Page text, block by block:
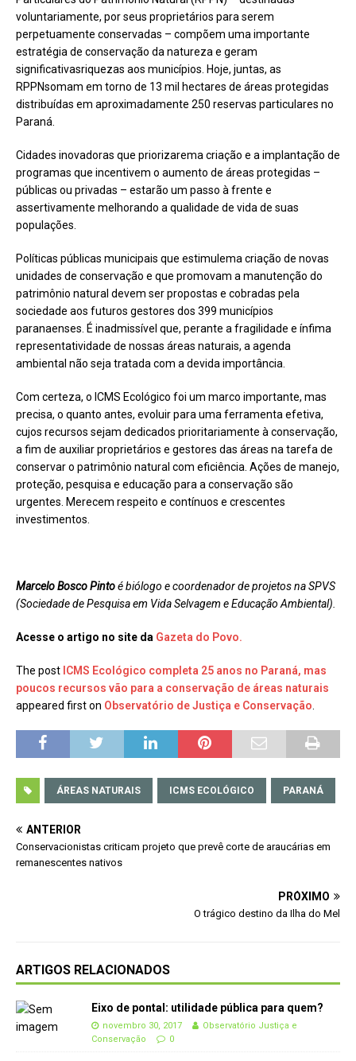
voluntariamente, por seus proprietários para serem
perpetuamente conservadas – compõem uma importante
estratégia de conservação da natureza e geram
significativasriquezas aos municípios. Hoje, juntas, as
RPPNsomam em torno de 13 mil hectares de áreas protegidas
distribuídas em aproximadamente 250 reservas particulares no
Paraná.
Cidades inovadoras que priorizarema criação e a implantação de
programas que incentivem o aumento de áreas protegidas –
públicas ou privadas – estarão um passo à frente e
assertivamente melhorando a qualidade de vida de suas
populações.
Políticas públicas municipais que estimulema criação de novas
unidades de conservação e que promovam a manutenção do
patrimônio natural devem ser propostas e cobradas pela
sociedade aos futuros gestores dos 399 municípios
paranaenses. É inadmissível que, perante a fragilidade e ínfima
representatividade de nossas áreas naturais, a agenda
ambiental não seja tratada com a devida importância.
Com certeza, o ICMS Ecológico foi um marco importante, mas
precisa, o quanto antes, evoluir para uma ferramenta efetiva,
cujos recursos sejam dedicados prioritariamente à conservação,
a fim de auxiliar proprietários e gestores das áreas na tarefa de
conservar o patrimônio natural com eficiência. Ações de manejo,
proteção, pesquisa e educação para a conservação são
urgentes. Merecem respeito e contínuos e crescentes
investimentos.
Marcelo Bosco Pintoé biólogo e coordenador de projetos na SPVS
(Sociedade de Pesquisa em Vida Selvagem e Educação Ambiental).
Acesse o artigo no site da Gazeta do Povo.
The post ICMS Ecológico completa 25 anos no Paraná, mas
poucos recursos vão para a conservação de áreas naturais
appeared first on Observatório de Justiça e Conservação
ÁREAS NATURAIS ICMS ECOLÓGICO PARANÁ
ANTERIOR
Conservacionistas criticam projeto que prevê corte de araucárias em
remanescentes nativos
PRÓXIMO
O trágico destino da Ilha do Mel
ARTIGOS RELACIONADOS
Eixo de pontal: utilidade pública para quem?
novembro 30, 2017
Observatório Justiça e
Conservação
0